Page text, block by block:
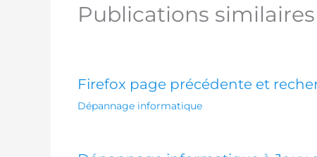
Publications similaires
Firefox page précédente et
Dépannage informatique